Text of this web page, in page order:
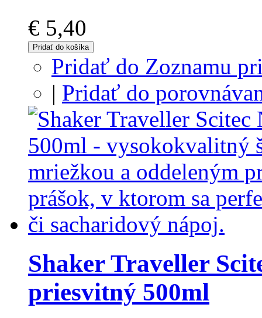
€ 5,40
Pridať do košíka
Pridať do Zoznamu
| Pridať do
Shaker Traveller
priesvitný 500ml